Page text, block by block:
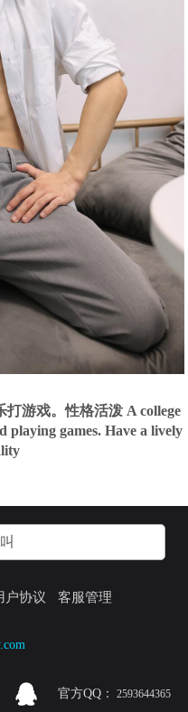
游戏。性格活泼 A college
playing games. Have a lively
户协议 客服管理
官方QQ： 2593644365